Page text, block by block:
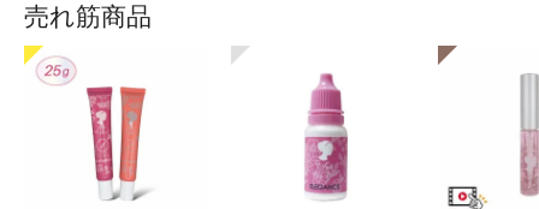
売れ筋商品